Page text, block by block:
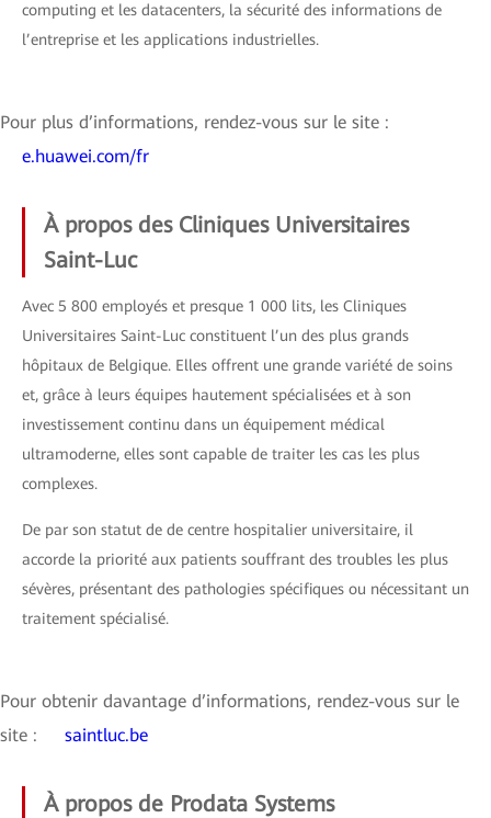
computing et les datacenters, la sécurité des informations de
l’entreprise et les applications industrielles.
Pour plus d’informations, rendez-vous sur le site :
e.huawei.com/fr
À propos des Cliniques Universitaires
Saint-Luc
Avec 5 800 employés et presque 1 000 lits, les Cliniques
Universitaires Saint-Luc constituent l’un des plus grands
hôpitaux de Belgique. Elles offrent une grande variété de soins
et, grâce à leurs équipes hautement spécialisées et à son
investissement continu dans un équipement médical
ultramoderne, elles sont capable de traiter les cas les plus
complexes.
De par son statut de de centre hospitalier universitaire, il
accorde la priorité aux patients souffrant des troubles les plus
sévères, présentant des pathologies spécifiques ou nécessitant un
traitement spécialisé.
Pour obtenir davantage d’informations, rendez-vous sur le
site :
saintluc.be
À propos de Prodata Systems